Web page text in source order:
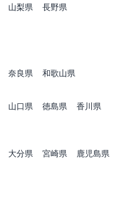
山梨県
長野県
奈良県
和歌山県
山口県 徳島県
香川県
大分県 宮崎県
鹿児島県